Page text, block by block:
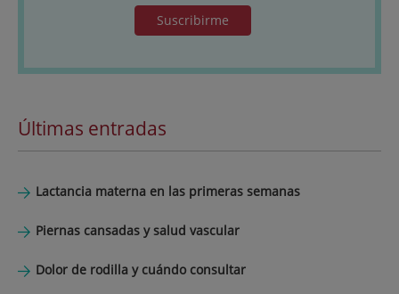
Suscribirme
Últimas entradas
Lactancia materna en las primeras semanas
Piernas cansadas y salud vascular
Dolor de rodilla y cuándo consultar